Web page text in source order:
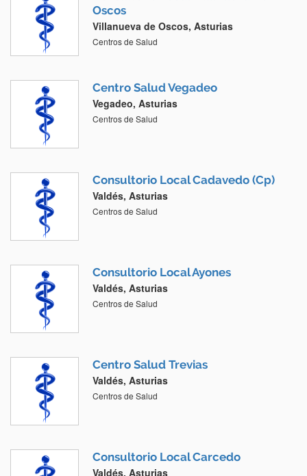
Oscos
Villanueva de Oscos, Asturias
Centros de Salud
Centro Salud Vegadeo
Vegadeo, Asturias
Centros de Salud
Consultorio Local Cadavedo (Cp)
Valdés, Asturias
Centros de Salud
Consultorio Local Ayones
Valdés, Asturias
Centros de Salud
Centro Salud Trevias
Valdés, Asturias
Centros de Salud
Consultorio Local Carcedo
Valdés, Asturias